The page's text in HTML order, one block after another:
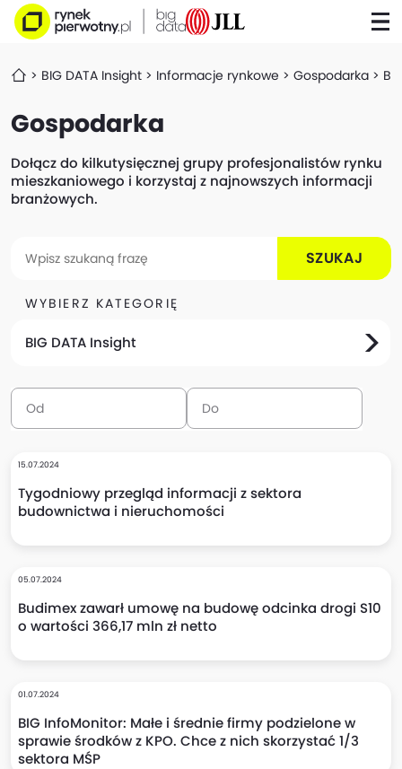
BIG DATA Insight Informacje rynkowe Gospodarka
Gospodarka
Dołącz do kilkutysięcznej grupy profesjonalistów rynku
mieszkaniowego i korzystaj z najnowszych informacji
branżowych.
SZUKAJ
WYBIERZ KATEGORIĘ
BIG DATA Insight
15.07.2024
Tygodniowy przegląd informacji z sektora
budownictwa i nieruchomości
05.07.2024
Budimex zawarł umowę na budowę odcinka drogi S10
o wartości 366,17 mln zł netto
01.07.2024
BIG InfoMonitor: Małe i średnie firmy podzielone w
sprawie środków z KPO. Chce z nich skorzystać 1/3
sektora MŚP